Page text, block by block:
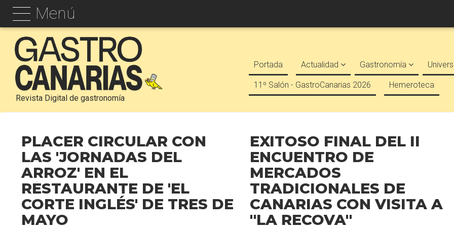
Menú
Revista Digital de gastronomía
Portada Actualidad Gastronomía
11º Salón - GastroCanarias 2026 Hemeroteca
PLACER CIRCULAR CON
LAS 'JORNADAS DEL
ARROZ' EN EL
RESTAURANTE DE 'EL
CORTE INGLÉS' DE TRES DE
MAYO
EXITOSO FINAL DEL II
ENCUENTRO DE
MERCADOS
TRADICIONALES DE
CANARIAS CON VISITA A
''LA RECOVA''